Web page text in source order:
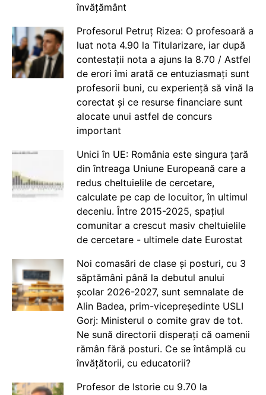
învățământ
Profesorul Petruț Rizea: O profesoară a
luat nota 4.90 la Titularizare, iar după
contestații nota a ajuns la 8.70 / Astfel
de erori îmi arată ce entuziasmați sunt
profesorii buni, cu experiență să vină la
corectat și ce resurse financiare sunt
alocate unui astfel de concurs
important
Unici în UE: România este singura țară
din întreaga Uniune Europeană care a
redus cheltuielile de cercetare,
calculate pe cap de locuitor, în ultimul
deceniu. Între 2015-2025, spațiul
comunitar a crescut masiv cheltuielile
de cercetare - ultimele date Eurostat
Noi comasări de clase și posturi, cu 3
săptămâni până la debutul anului
școlar 2026-2027, sunt semnalate de
Alin Badea, prim-vicepreședinte USLI
Gorj: Ministerul o comite grav de tot.
Ne sună directorii disperați că oamenii
rămân fără posturi. Ce se întâmplă cu
învățătorii, cu educatorii?
Profesor de Istorie cu 9.70 la